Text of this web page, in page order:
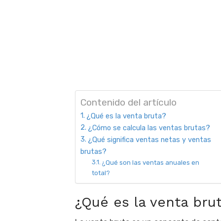
Contenido del artículo
¿Qué es la venta bruta?
¿Cómo se calcula las ventas brutas?
¿Qué significa ventas netas y ventas
brutas?
¿Qué son las ventas anuales en
total?
¿Qué es la venta